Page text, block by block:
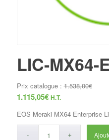
LIC-MX64-
Prix catalogue :1.538,00€
1.115,05€ H.T.
EOS Meraki MX64 Enterprise